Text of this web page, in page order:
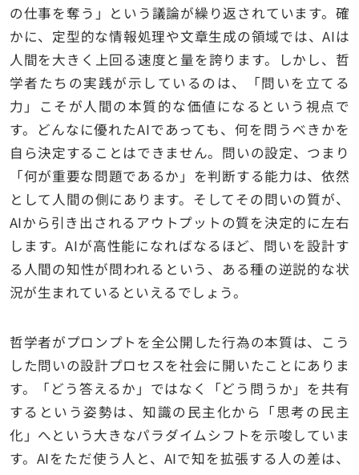
の仕事を奪う」という議論が繰り返されています。確
かに、定型的な情報処理や文章生成の領域では、AIは
人間を大きく上回る速度と量を誇ります。しかし、哲
学者たちの実践が示しているのは、「問いを立てる
力」こそが人間の本質的な価値になるという視点で
す。どんなに優れたAIであっても、何を問うべきかを
自ら決定することはできません。問いの設定、つまり
「何が重要な問題であるか」を判断する能力は、依然
として人間の側にあります。そしてその問いの質が、
AIから引き出されるアウトプットの質を決定的に左右
します。AIが高性能になればなるほど、問いを設計す
る人間の知性が問われるという、ある種の逆説的な状
況が生まれているといえるでしょう。
哲学者がプロンプトを全公開した行為の本質は、こう
した問いの設計プロセスを社会に開いたことにありま
す。「どう答えるか」ではなく「どう問うか」を共有
するという姿勢は、知識の民主化から「思考の民主
化」へという大きなパラダイムシフトを示唆していま
す。AIをただ使う人と、AIで知を拡張する人の差は、